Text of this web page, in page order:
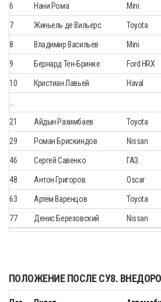
6 Нани Рома Mini
7 Жиньель де Вильерс Toyota
8 Владимир Васильев Mini
9 Бернард Тен-Бринке Ford HRX
10 Кристиан Лавьей Haval
21 Айдын Рахимбаев Toyota
29 Роман Брискиндов Nissan
46 Сергей Савенко ГАЗ
48 Антон Григоров Oscar
63 Артём Варенцов Toyota
77 Денис Березовский Nissan
ПОЛОЖЕНИЕ ПОСЛЕ СУ8.